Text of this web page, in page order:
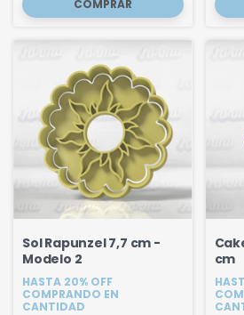
Sol Rapunzel 7,7 cm -
Modelo 2
HASTA 20% OFF
COMPRANDO EN
CANTIDAD
cm